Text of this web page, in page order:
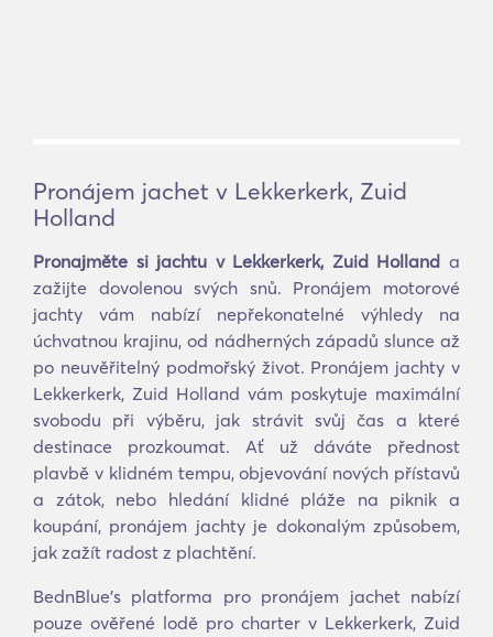
Pronájem jachet v Lekkerkerk, Zuid
Holland
Pronajměte si jachtu v Lekkerkerk, Zuid Holland a
zažijte dovolenou svých snů. Pronájem motorové
jachty vám nabízí nepřekonatelné výhledy na
úchvatnou krajinu, od nádherných západů slunce až
po neuvěřitelný podmořský život. Pronájem jachty v
Lekkerkerk, Zuid Holland vám poskytuje maximální
svobodu při výběru, jak strávit svůj čas a které
destinace prozkoumat. Ať už dáváte přednost
plavbě v klidném tempu, objevování nových přístavů
a zátok, nebo hledání klidné pláže na piknik a
koupání, pronájem jachty je dokonalým způsobem,
jak zažít radost z plachtění.
BednBlue's platforma pro pronájem jachet nabízí
pouze ověřené lodě pro charter v Lekkerkerk, Zuid